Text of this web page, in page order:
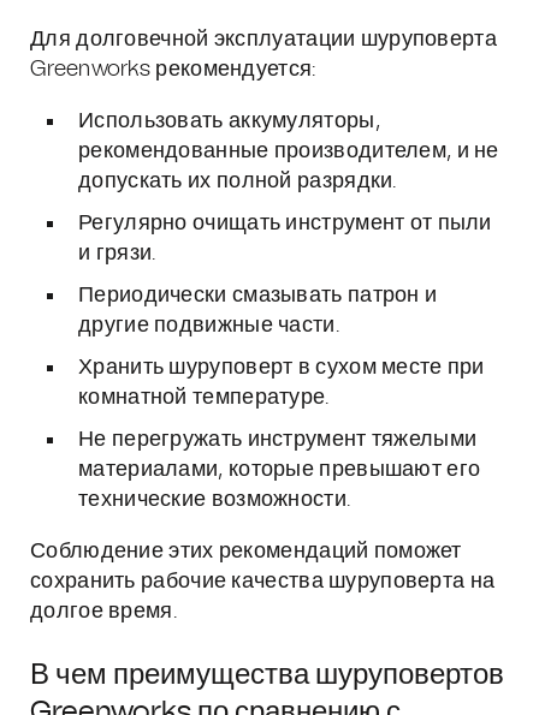
Для долговечной эксплуатации шуруповерта
Greenworks рекомендуется:
Использовать аккумуляторы,
рекомендованные производителем, и не
допускать их полной разрядки.
Регулярно очищать инструмент от пыли
и грязи.
Периодически смазывать патрон и
другие подвижные части.
Хранить шуруповерт в сухом месте при
комнатной температуре.
Не перегружать инструмент тяжелыми
материалами, которые превышают его
технические возможности.
Соблюдение этих рекомендаций поможет
сохранить рабочие качества шуруповерта на
долгое время.
В чем преимущества шуруповертов